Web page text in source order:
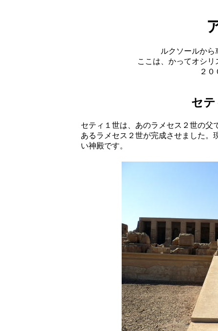
ルクソールか
ここは、かってオシ
２
セテ
セティ１世は、あのラメセス２世の父
あるラメセス２世が完成させました。
い神殿です。